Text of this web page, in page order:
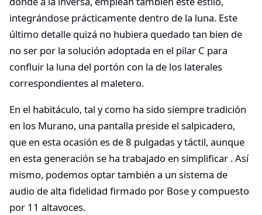
integrándose prácticamente dentro de la luna. Este
último detalle quizá no hubiera quedado tan bien de
no ser por la solución adoptada en el pilar C para
confluir la luna del portón con la de los laterales
correspondientes al maletero.
En el habitáculo, tal y como ha sido siempre tradición
en los Murano, una pantalla preside el salpicadero,
que en esta ocasión es de 8 pulgadas y táctil, aunque
en esta generación se ha trabajado en simplificar . Así
mismo, podemos optar también a un sistema de
audio de alta fidelidad firmado por Bose y compuesto
por 11 altavoces.